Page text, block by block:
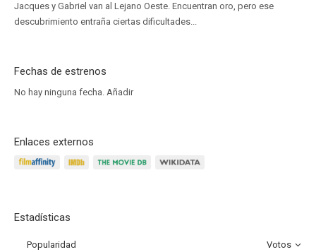
Jacques y Gabriel van al Lejano Oeste. Encuentran oro, pero ese
descubrimiento entraña ciertas dificultades...
Fechas de estrenos
No hay ninguna fecha. Añadir
Enlaces externos
Estadísticas
Popularidad Votos